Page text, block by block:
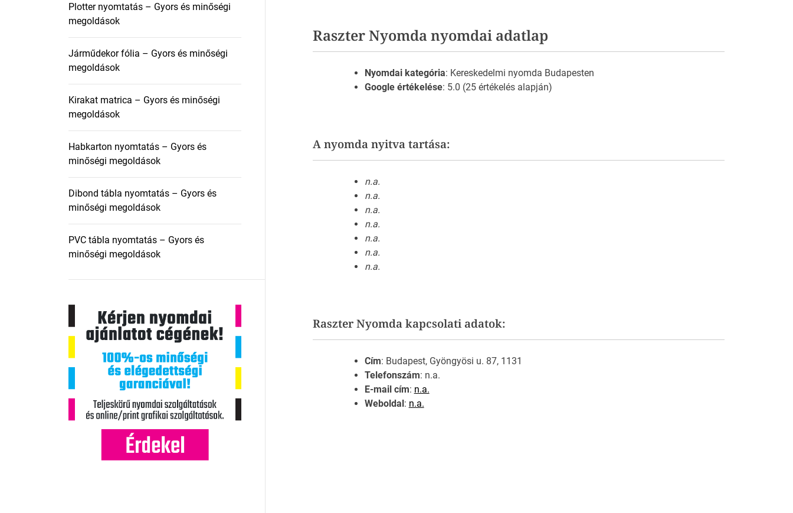
Raszter Nyomda nyomdai adatlap
Nyomdai kategória: Kereskedelmi nyomda Budapesten
Google értékelése: 5.0 (25 értékelés alapján)
A nyomda nyitva tartása:
n.a.
n.a.
n.a.
n.a.
n.a.
n.a.
n.a.
Raszter Nyomda kapcsolati adatok:
Cím: Budapest, Gyöngyösi u. 87, 1131
Telefonszám: n.a.
E-mail cím: n.a.
Weboldal: n.a.
Plotter nyomtatás – Gyors és minőségi
megoldások
Járműdekor fólia – Gyors és minőségi
megoldások
Kirakat matrica – Gyors és minőségi
megoldások
Habkarton nyomtatás – Gyors és
minőségi megoldások
Dibond tábla nyomtatás – Gyors és
minőségi megoldások
PVC tábla nyomtatás – Gyors és
minőségi megoldások